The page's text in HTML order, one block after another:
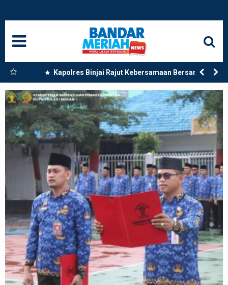
Kapolres Binjai Rajut Kebersamaan Bersama
Komunitas Ojek Online Kota Binjai
NASIONAL
SUMUT
MEDAN
LANGKAT
ACEH
BISNIS
EDUKASI
ADVETORIAL
REDAKSI